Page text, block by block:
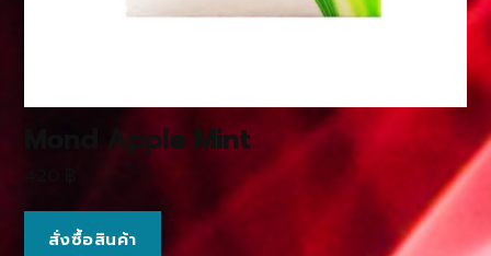
Mond Apple Mint
สั่งซื้อสินค้า